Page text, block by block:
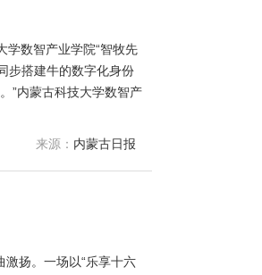
数智产业学院“智牧先
步搭建牛的数字化身份
”内蒙古科技大学数智产
来源： 内蒙古日报
扬。一场以“乐享十六